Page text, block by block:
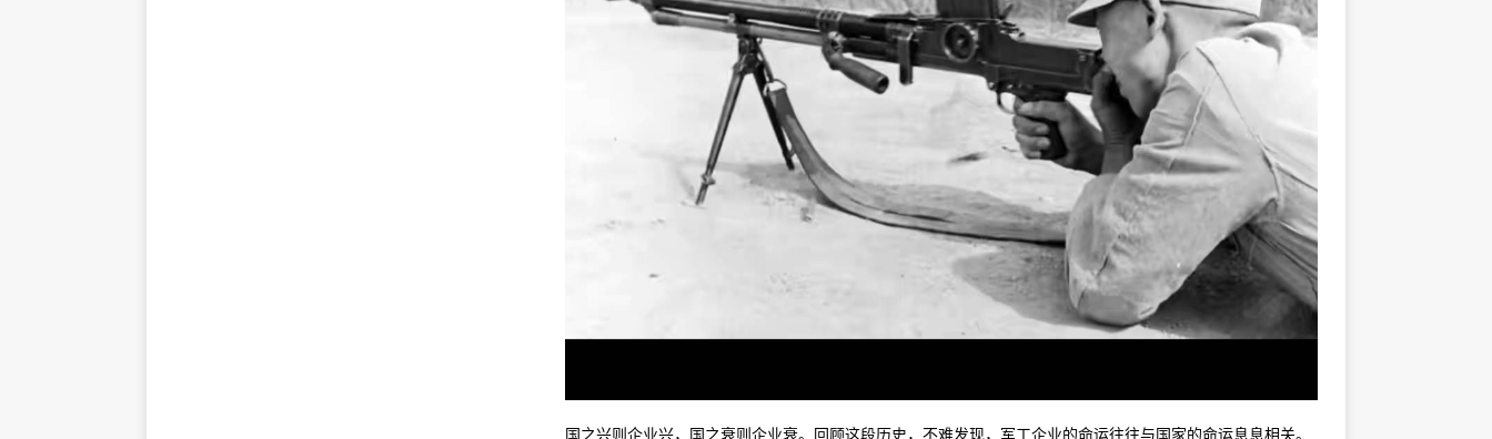
国之兴则企业兴，国之衰则企业衰。回顾这段历史，不难发现，军工企业的命运往往与国家的命运息息相关。